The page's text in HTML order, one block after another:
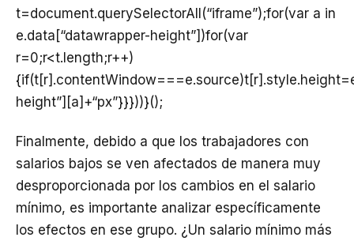
t=document.querySelectorAll(“iframe”);for(var a in
e.data[“datawrapper-height”])for(var
r=0;r<t.length;r++)
height”][a]+“px”}}}))}();
Finalmente, debido a que los trabajadores con
salarios bajos se ven afectados de manera muy
desproporcionada por los cambios en el salario
mínimo, es importante analizar específicamente
los efectos en ese grupo. ¿Un salario mínimo más